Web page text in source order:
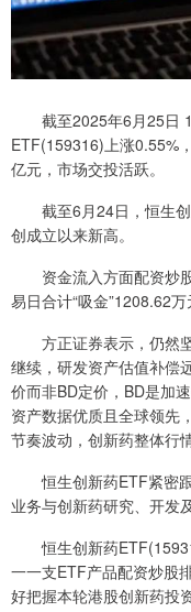
截至2025年6月25日
ETF(159316)上涨0.55%
亿元，市场交投活跃。
截至6月24日，恒生创
创成立以来新高。
资金流入方面配资炒
易日合计“吸金”1208.62万
方正证券表示，仍然坚
继续，研发资产估值补偿
价而非BD定价，BD是加
资产数据优质且全球领先
节奏波动，创新药整体行
恒生创新药ETF紧密跟
业务与创新药研究、开发
恒生创新药
一一支ETF产品配资炒股
好把握本轮港股创新药投